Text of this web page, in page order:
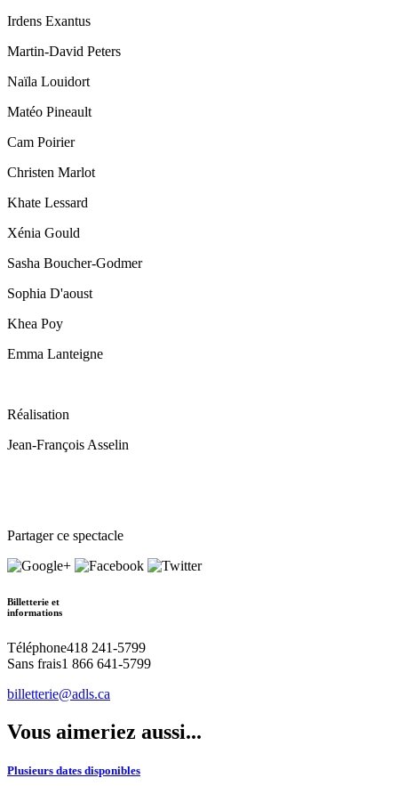
Irdens Exantus
Martin-David Peters
Naïla Louidort
Matéo Pineault
Cam Poirier
Christen Marlot
Khate Lessard
Xénia Gould
Sasha Boucher-Godmer
Sophia D'aoust
Khea Poy
Emma Lanteigne
Réalisation
Jean-François Asselin
Partager ce spectacle
Billetterie et
informations
Téléphone418 241-5799
Sans frais1 866 641-5799
billetterie@adls.ca
Vous aimeriez aussi...
Plusieurs dates disponibles